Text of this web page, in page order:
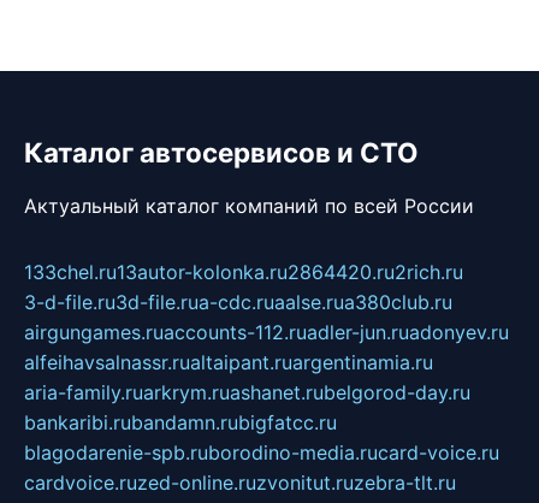
Каталог автосервисов и СТО
Актуальный каталог компаний по всей России
133chel.ru13autor-kolonka.ru2864420.ru2rich.ru
3-d-file.ru3d-file.rua-cdc.ruaalse.rua380club.ru
airgungames.ruaccounts-112.ruadler-jun.ruadonyev.ru
alfeihavsalnassr.rualtaipant.ruargentinamia.ru
aria-family.ruarkrym.ruashanet.rubelgorod-day.ru
bankaribi.rubandamn.rubigfatcc.ru
blagodarenie-spb.ruborodino-media.rucard-voice.ru
cardvoice.ruzed-online.ruzvonitut.ruzebra-tlt.ru